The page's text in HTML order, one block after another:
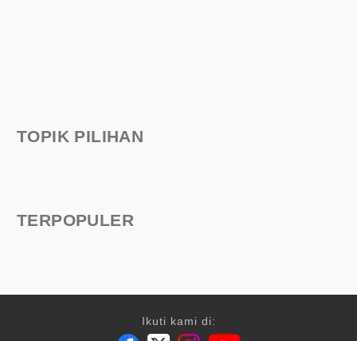
TOPIK PILIHAN
TERPOPULER
Ikuti kami di: